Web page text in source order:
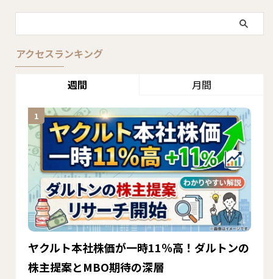
アクセスランキング
週間 月間
ヤクルト本社株価が一時11％高！ダルトンの
株主提案とMBO期待の深層